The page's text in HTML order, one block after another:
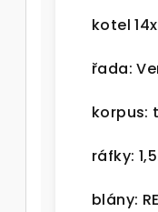
kotel
řada:
korpus:
ráfky:
blány: